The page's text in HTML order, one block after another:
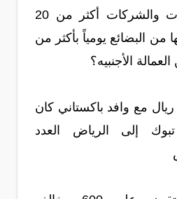
المحلات والمؤسسات والشركات أكثر من 20
من البضائع يومياً بأكثر من
مع وافد باكستاني كان
إلى الرياض العدد